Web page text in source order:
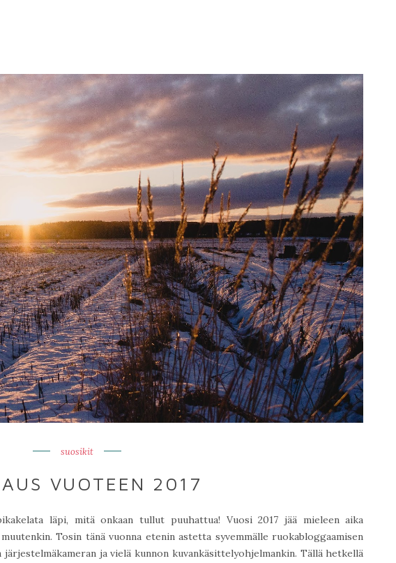
suosikit
VUOTEEN 2017
läpi, mitä onkaan tullut puuhattua! Vuosi 2017 jää mieleen aika
Tosin tänä vuonna etenin astetta syvemmälle ruokabloggaamisen
ja vielä kunnon kuvankäsittelyohjelmankin. Tällä hetkellä